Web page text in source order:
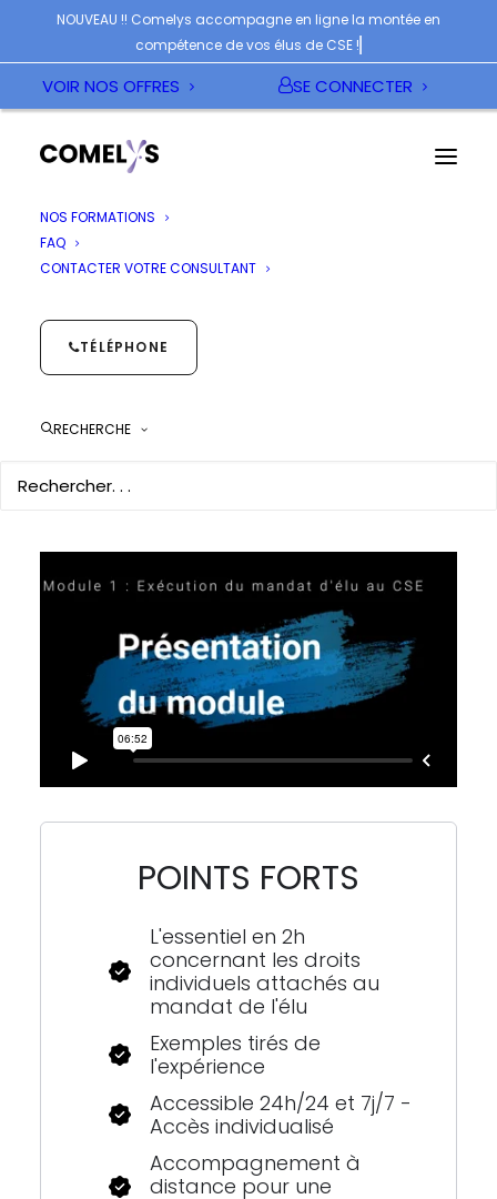
NOUVEAU !! Comelys accompagne en ligne la montée en
compétence de vos élus de CSE !
VOIR NOS OFFRES SE CONNECTER
NOS FORMATIONS
FAQ
CONTACTER VOTRE CONSULTANT
TÉLÉPHONE
RECHERCHE
EXECUTION DU
MANDAT
Liste de souhaits
POINTS FORTS
L'essentiel en 2h
concernant les droits
individuels attachés au
mandat de l'élu
Exemples tirés de
l'expérience
Accessible 24h/24 et 7j/7 -
Accès individualisé
Accompagnement à
distance pour une